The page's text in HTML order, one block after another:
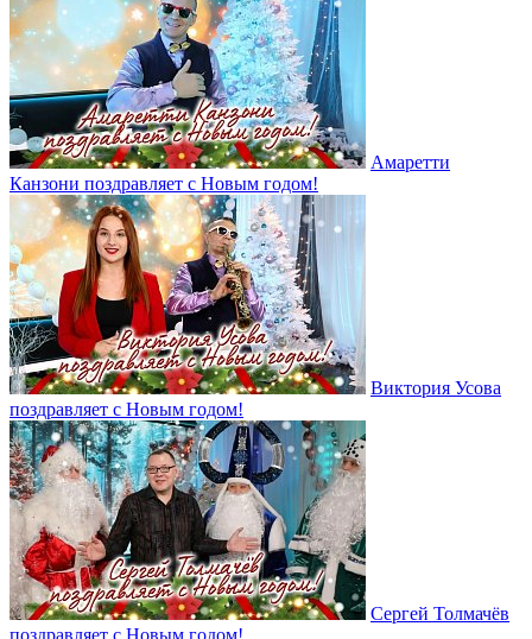
Амаретти
Канзони поздравляет с Новым годом!
Виктория Усова
поздравляет с Новым годом!
Сергей Толмачёв
поздравляет с Новым годом!